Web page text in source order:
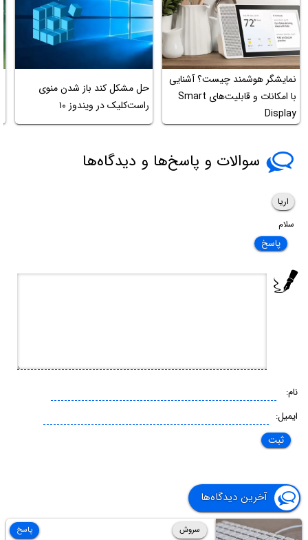
نمایشگر هوشمند چیست؟ آشنایی
با امکانات و قابلیت‌های Smart
Display
حل مشکل کند باز شدن منوی
راست‌کلیک در ویندوز ۱۰
سوالات و پاسخ‌ها و دیدگاه‌ها
اریا
سلام
پاسخ
نام:
ایمیل:
آخرین دیدگاه‌ها
سروش
پاسخ